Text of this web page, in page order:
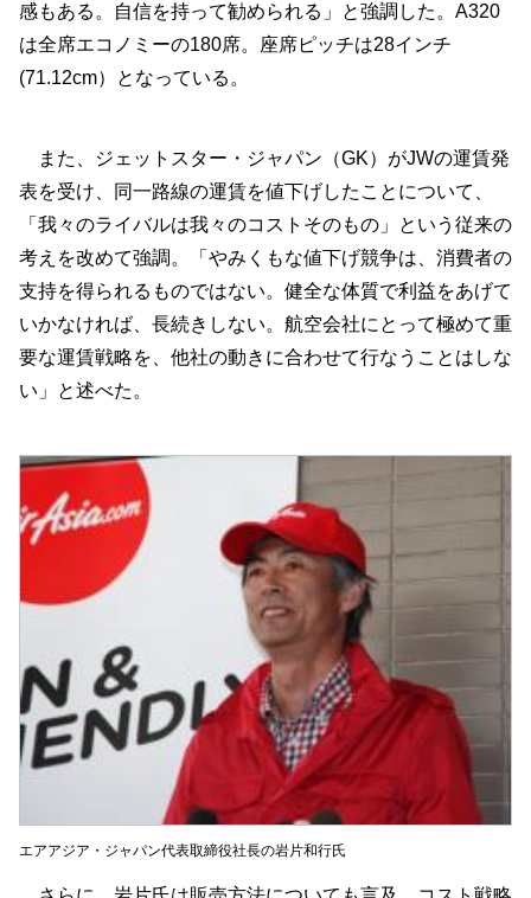
感もある。自信を持って勧められる」と強調した。A320
は全席エコノミーの180席。座席ピッチは28インチ
(71.12cm）となっている。
また、ジェットスター・ジャパン（GK）がJWの運賃発
表を受け、同一路線の運賃を値下げしたことについて、
「我々のライバルは我々のコストそのもの」という従来の
考えを改めて強調。「やみくもな値下げ競争は、消費者の
支持を得られるものではない。健全な体質で利益をあげて
いかなければ、長続きしない。航空会社にとって極めて重
要な運賃戦略を、他社の動きに合わせて行なうことはしな
い」と述べた。
エアアジア・ジャパン代表取締役社長の岩片和行氏